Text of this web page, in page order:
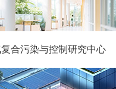
合污染与控制研究中心